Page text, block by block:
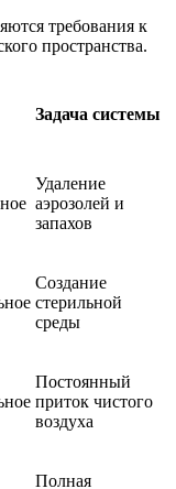
требования к
пространства.
Задача системы
Удаление
аэрозолей и
запахов
Создание
стерильной
среды
Постоянный
приток чистого
воздуха
Полная